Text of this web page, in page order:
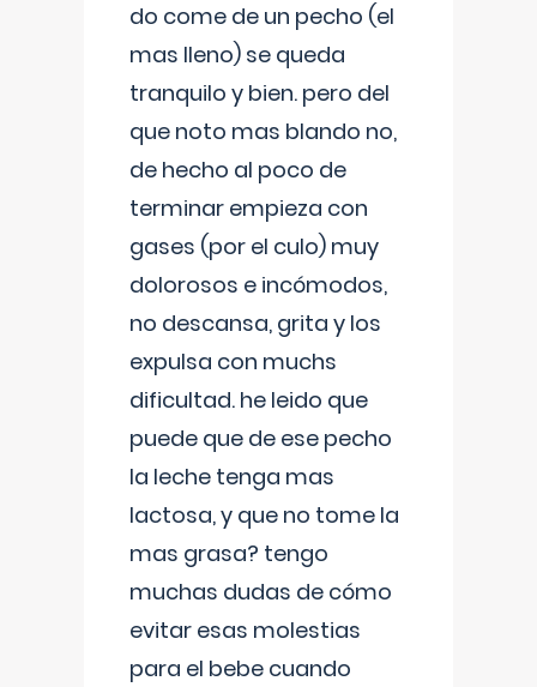
do come de un pecho (el
mas lleno) se queda
tranquilo y bien. pero del
que noto mas blando no,
de hecho al poco de
terminar empieza con
gases (por el culo) muy
dolorosos e incómodos,
no descansa, grita y los
expulsa con muchs
dificultad. he leido que
puede que de ese pecho
la leche tenga mas
lactosa, y que no tome la
mas grasa? tengo
muchas dudas de cómo
evitar esas molestias
para el bebe cuando